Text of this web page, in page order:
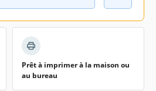
Prêt à imprimer à la maison ou
au bureau